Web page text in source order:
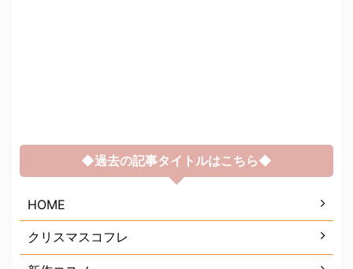
◆過去の記事タイトルはこちら◆
HOME
クリスマスコフレ